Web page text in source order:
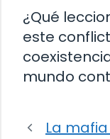
¿Qué
este
mundo
La